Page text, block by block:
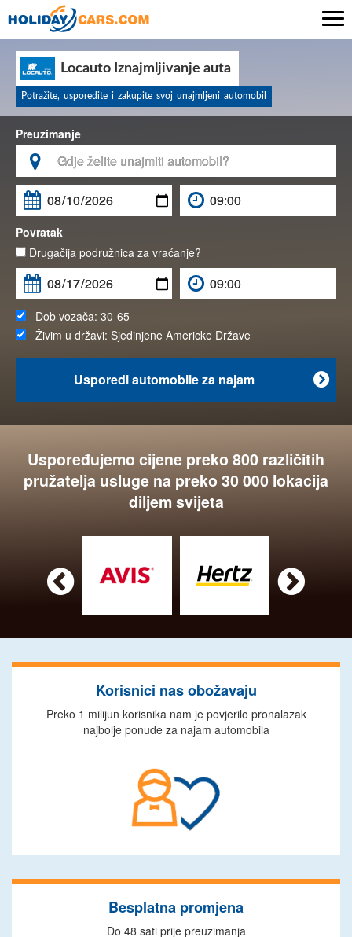
Locauto Iznajmljivanje auta
Potražite, usporedite i zakupite svoj unajmljeni automobil
Preuzimanje


Povratak
Drugačija podružnica za vraćanje?
Dob vozača: 30-65
Živim u državi: Sjedinjene Americke Države

Usporedi automobile za najam
Uspoređujemo cijene preko 800 različitih
pružatelja usluge na preko 30 000 lokacija
diljem svijeta
 
Korisnici nas obožavaju
Preko 1 milijun korisnika nam je povjerilo pronalazak
najbolje ponude za najam automobila
Besplatna promjena
Do 48 sati prije preuzimanja